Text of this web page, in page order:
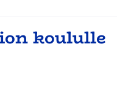
koululle